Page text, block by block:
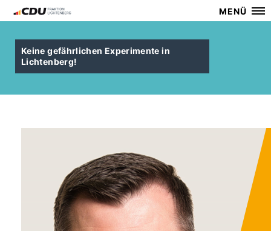
MENÜ
Keine gefährlichen Experimente in
Lichtenberg!